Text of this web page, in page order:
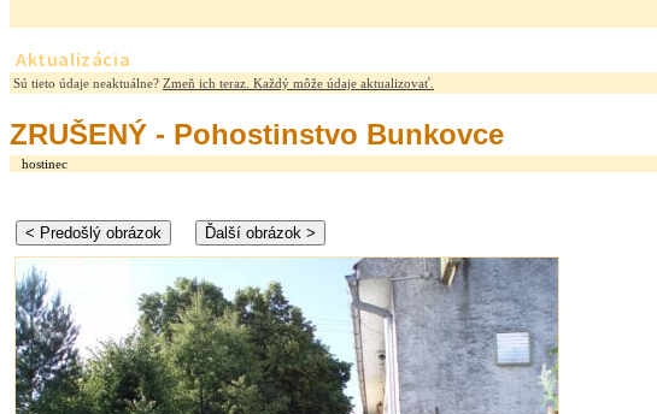
Aktualizácia
Sú tieto údaje neaktuálne? Zmeň ich teraz. Každý môže údaje aktualizovať.
ZRUŠENÝ - Pohostinstvo Bunkovce
hostinec